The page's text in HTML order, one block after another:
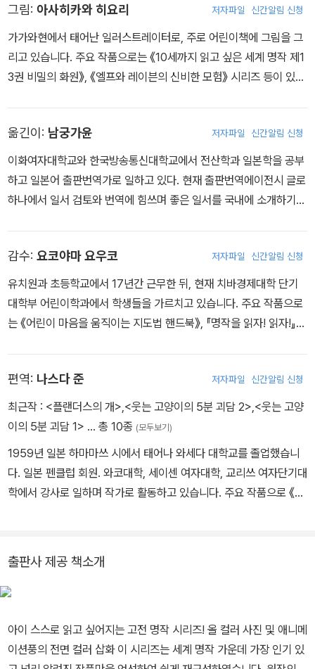
들의 장례식장에 나타나 모든 사람들을 기절초풍하게 만들어요. 또
위험한 사건도 목격하게 돼요. 과연 톰은 이 난관을 어떻게 헤쳐 나갈
까요? 상상할 수 없는 흥미진진한 일들이 가득한 톰 소여의 모험! 우
리 모두 톰과 함께 설레는 모험을 떠나 봐요!
그림: 아사히카와 히요리 저자파일 신간알림 신청
가가와현에서 태어난 일러스트레이터로, 주로 어린이책에 그림을 그
리고 있습니다. 주요 작품으로는 《10세까지 읽고 싶은 세계 명작 제1
3권 비밀의 화원》, 《엘프와 레이븐의 신비한 모험》 시리즈 등이 있습
옮긴이: 남궁가윤 저자파일 신간알림 신청
이화여자대학교와 한국방송통신대학교에서 전산학과 일본학을 공부
하고 일본어 출판번역가로 일하고 있다. 현재 출판번역에이전시 글로
하나에서 일서 검토와 번역에 힘쓰며 좋은 일서를 국내에 소개하기
『검은 수첩』 『간병 살인』 『정의의 교실』 등 다수가 있다.
감수: 요코야마 요우코 저자파일 신간알림 신청
유치원과 초등학교에서 17년간 근무한 뒤, 현재 치바경제대학 단기
대학부 어린이학과에서 학생들을 가르치고 있습니다. 주요 작품으로
는 《어린이 마음을 움직이는 지도법 핸드북》, 『명작을 읽자! 읽자!』
편역: 나스다 준 저자파일 신간알림 신청
최근작 : <플랜더스의 개>,<웃는 고양이의 5분 괴담 2>,<웃는 고양
이의 5분 괴담 1> … 총 10종 (모두보기)
1959년 일본 하마마쓰 시에서 태어나 와세다 대학교를 졸업했습니
다. 일본 펜클럽 회원. 와코대학, 세이센 여자대학, 교리쓰 여자단기대
학에서 강사로 일하며 작가로 활동하고 있습니다. 주요 작품으로 《피
출판사 제공 책소개
아이 스스로 읽고 싶어지는 고전 명작 시리즈! 올 컬러 사진 및 애니메
이션풍의 전면 컬러 삽화 이 시리즈는 세계 명작 가운데 가장 인기 있